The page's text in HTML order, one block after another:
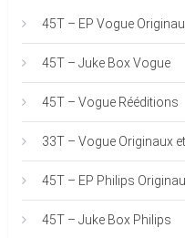
45T – EP Vogue
45T – Juke Box Vogue
45T – Vogue Rééditions
33T – Vogue Originaux
45T – EP Philips
45T – Juke Box Philips